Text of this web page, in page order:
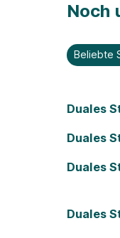
Noch
Beliebte
Duales
Duales
Duales
Duales